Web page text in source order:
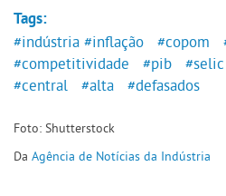
Tags:
#indústria #inflação #copom
#competitividade
#pib #selic
#central
#alta #defasados
Foto: Shutterstock
Da Agência de Notícias da Indústria